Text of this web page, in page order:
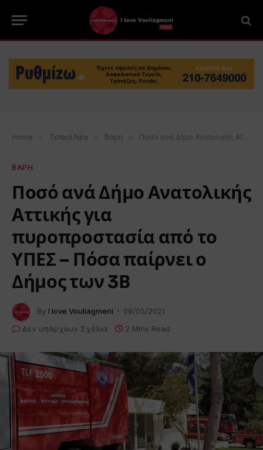
Home » Τοπικά Νέα » Βάρη » Ποσό ανά Δήμο Ανατολικής Αττικής για πυροπροστασία από το ΥΠΕΣ – Πόσα παίρνει ο Δήμος των 3Β
ΒΑΡΗ
Ποσό ανά Δήμο Ανατολικής
Αττικής για
πυροπροστασία από το
ΥΠΕΣ – Πόσα παίρνει ο
Δήμος των 3Β
By I love Vouliagmeni
09/05/2021
Δεν υπάρχουν Σχόλια
2 Mins Read